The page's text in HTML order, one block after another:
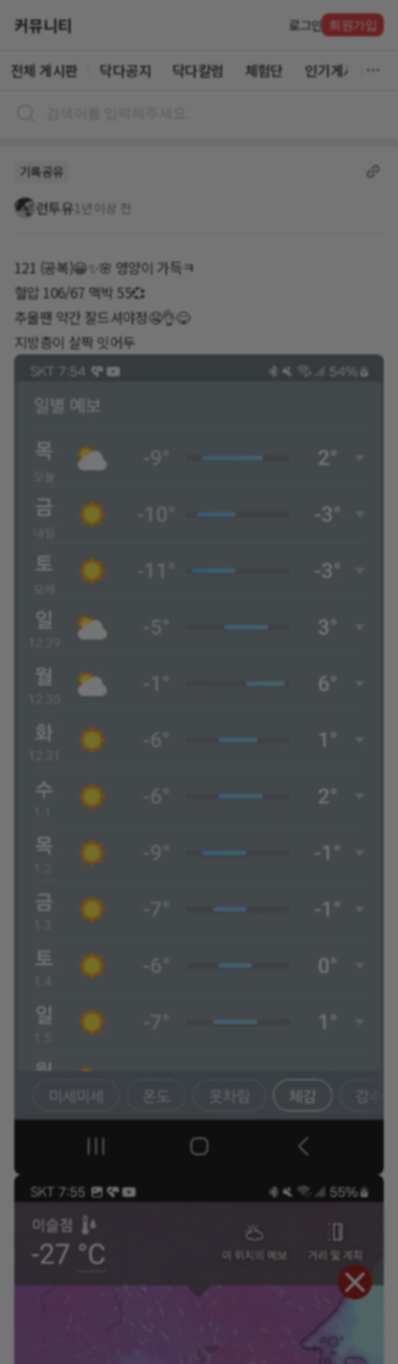
커뮤니티 로그인 회원가입
전체 게시판 닥다공지 닥다칼럼 체험단 인기게시글
기록공유
런투유 1년 이상 전
121 (공복)😀✨️🌸 영양이 가득ㅋ
혈압 106/67 맥박 55💞
추울땐 약간 잘드셔야정🤤👌😋
지방층이 살짝 잇어두